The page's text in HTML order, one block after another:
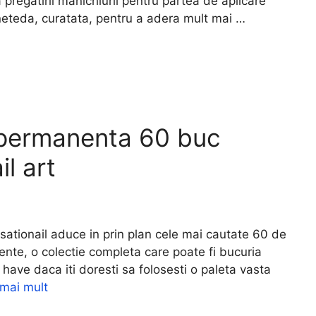
curatata, pentru a adera mult mai …
60 buc
art
aduce in prin plan cele mai cautate 60 de
o colectie completa care poate fi bucuria
daca iti doresti sa folosesti o paleta vasta
mult